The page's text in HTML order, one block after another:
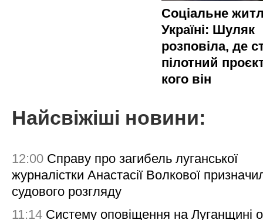
Соціальне
Україні: Шуляк
розповіла, де
пілотний
кого він
Найсвіжіші новини:
12:00 Справу про загибель луганської
журналістки Анастасії Волкової
судового розгляду
11:14 Систему оповіщення на Луганщині